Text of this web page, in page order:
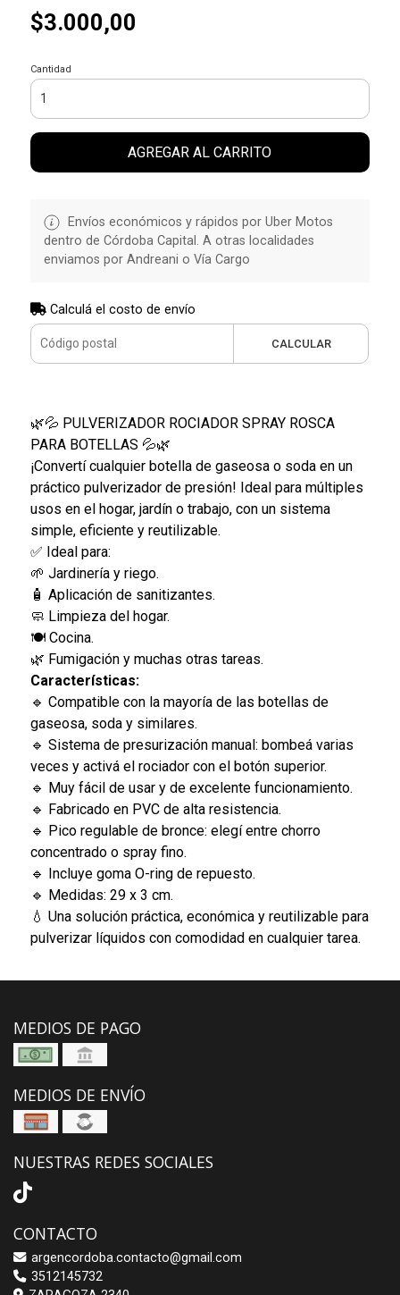
$3.000,00
Cantidad
AGREGAR AL CARRITO
Envíos económicos y rápidos por Uber Motos
dentro de Córdoba Capital. A otras localidades
enviamos por Andreani o Vía Cargo
Calculá el costo de envío
CALCULAR
🌿💦 PULVERIZADOR ROCIADOR SPRAY ROSCA
PARA BOTELLAS 💦🌿
¡Convertí cualquier botella de gaseosa o soda en un
práctico pulverizador de presión! Ideal para múltiples
usos en el hogar, jardín o trabajo, con un sistema
simple, eficiente y reutilizable.
✅ Ideal para:
🌱 Jardinería y riego.
🧴 Aplicación de sanitizantes.
🧼 Limpieza del hogar.
🍽️ Cocina.
🌿 Fumigación y muchas otras tareas.
Características:
🔹 Compatible con la mayoría de las botellas de
gaseosa, soda y similares.
🔹 Sistema de presurización manual: bombeá varias
veces y activá el rociador con el botón superior.
🔹 Muy fácil de usar y de excelente funcionamiento.
🔹 Fabricado en PVC de alta resistencia.
🔹 Pico regulable de bronce: elegí entre chorro
concentrado o spray fino.
🔹 Incluye goma O-ring de repuesto.
🔹 Medidas: 29 x 3 cm.
💧 Una solución práctica, económica y reutilizable para
pulverizar líquidos con comodidad en cualquier tarea.
MEDIOS DE PAGO
MEDIOS DE ENVÍO
NUESTRAS REDES SOCIALES
CONTACTO
argencordoba.contacto@gmail.com
3512145732